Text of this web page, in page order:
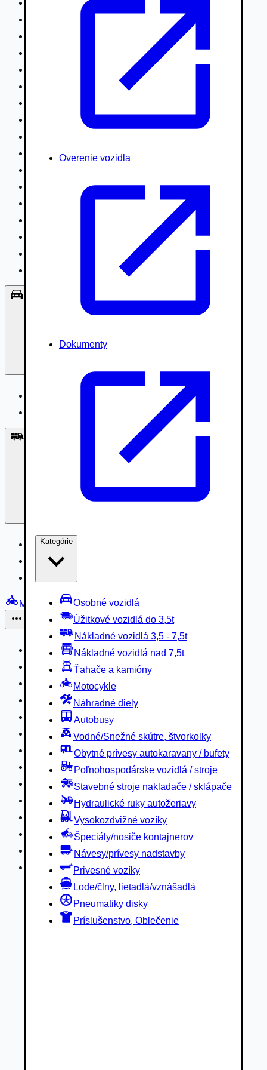
Overenie vozidla
Dokumenty
Kategórie
Osobné vozidlá
Úžitkové vozidlá do 3,5t
Nákladné vozidlá 3,5 - 7,5t
Nákladné vozidlá nad 7,5t
Ťahače a kamióny
Motocykle
Náhradné diely
Autobusy
Vodné/Snežné skútre, štvorkolky
Obytné prívesy autokaravany / bufety
Poľnohospodárske vozidlá / stroje
Stavebné stroje nakladače / sklápače
Hydraulické ruky autožeriavy
Vysokozdvižné vozíky
Špeciály/nosiče kontajnerov
Návesy/prívesy nadstavby
Privesné vozíky
Lode/člny, lietadlá/vznášadlá
Pneumatiky disky
Príslušenstvo, Oblečenie
Nákladné vozidlá nad 7,5t
Vodné/Snežné skútre, štvorkolky
Poľnohospodárske vozidlá / stroje
Hydraulické ruky autožeriavy
Špeciály/nosiče kontajnerov
Návesy/prívesy nadstavby
Lode/člny, lietadlá/vznášadlá
Príslušenstvo, Oblečenie
Nákladné vozidlá 3,5 - 7,5t
Nákladné vozidlá nad 7,5t
Motocykle
Náhradné diely
Autobusy
Vodné/Snežné skútre, štvorkolky
Obytné prívesy autokaravany / bufety
Poľnohospodárske vozidlá / stroje
Stavebné stroje nakladače / sklápače
Hydraulické ruky autožeriavy
Vysokozdvižné vozíky
Špeciály/nosiče kontajnerov
Návesy/prívesy nadstavby
Privesné vozíky
Lode/člny, lietadlá/vznášadlá
Pneumatiky disky
Príslušenstvo, Oblečenie